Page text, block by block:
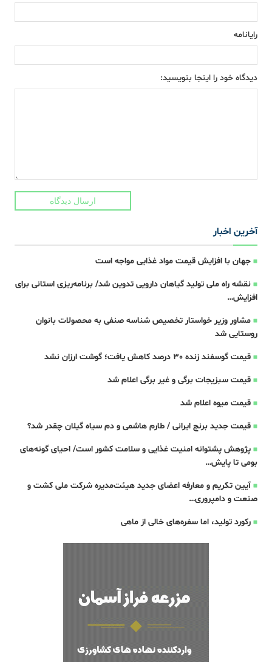
رایانامه
دیدگاه خود را اینجا بنویسید:
ارسال دیدگاه
آخرین اخبار
جهان با افزایش قیمت مواد غذایی مواجه است
نقشه راه ملی تولید گیاهان دارویی تدوین شد/ برنامه‌ریزی استانی برای
افزایش…
مشاور وزیر خواستار تخصیص شناسه صنفی به محصولات بانوان
روستایی شد
قیمت گوسفند زنده 30 درصد کاهش یافت؛ گوشت ارزان نشد
قیمت سبزیجات برگی و غیر برگی اعلام شد
قیمت میوه اعلام شد
قیمت جدید برنج ایرانی / طارم هاشمی و دم سیاه گیلان چقدر شد؟
پژوهش پشتوانه امنیت غذایی و سلامت کشور است/ احیای گونه‌های
بومی تا پایش…
آیین تکریم و معارفه اعضای جدید هیئت‌مدیره شرکت ملی کشت و
صنعت و دامپروری…
رکورد تولید، اما سفره‌های خالی از ماهی